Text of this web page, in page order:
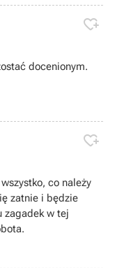

docenionym.

co należy
zatnie i będzie
zagadek w tej